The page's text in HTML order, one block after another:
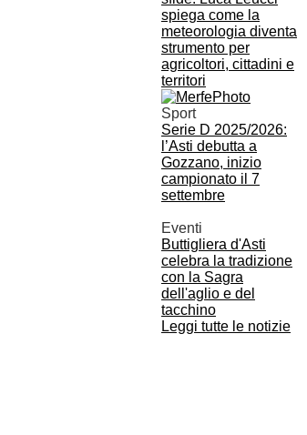
spiega come la
meteorologia diventa
strumento per
agricoltori, cittadini e
territori
Sport
Serie D 2025/2026:
l’Asti debutta a
Gozzano, inizio
campionato il 7
settembre
Eventi
Buttigliera d'Asti
celebra la tradizione
con la Sagra
dell'aglio e del
tacchino
Leggi tutte le notizie